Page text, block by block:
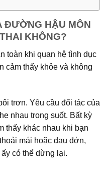
ĐƯỜNG HẬU MÔN
KHÔNG?
toàn khi quan hệ tình dục
cảm thấy khỏe và không
trơn. Yêu cầu đối tác của
nhau trong suốt. Bất kỳ
thấy khác nhau khi bạn
mái hoặc đau đớn,
có thể dừng lại.